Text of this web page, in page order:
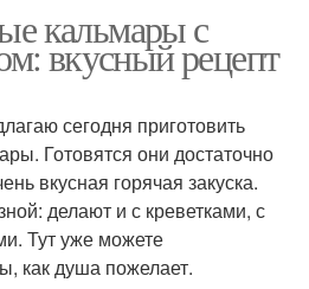
кальмары с
вкусный рецепт
сегодня приготовить
Готовятся они достаточно
вкусная горячая закуска.
делают и с креветками, с
Тут уже можете
как душа пожелает.